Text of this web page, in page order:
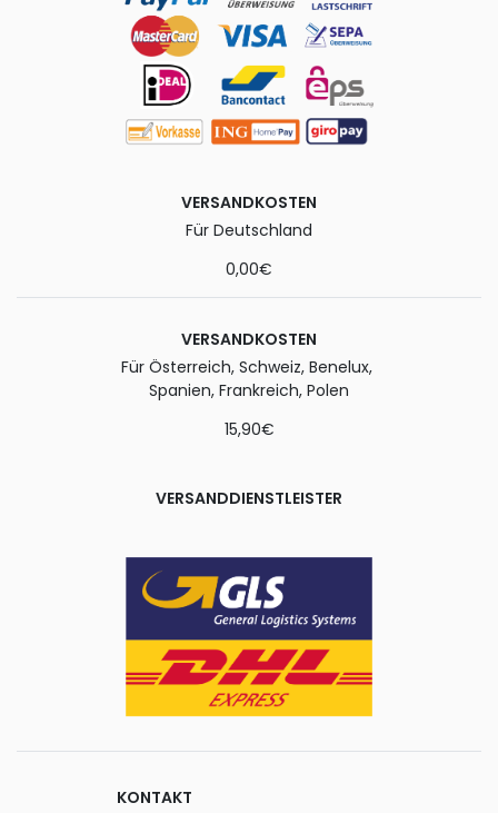
VERSANDKOSTEN
Für Deutschland
0,00€
VERSANDKOSTEN
Für Österreich, Schweiz, Benelux,
Spanien, Frankreich, Polen
15,90€
VERSANDDIENSTLEISTER
KONTAKT